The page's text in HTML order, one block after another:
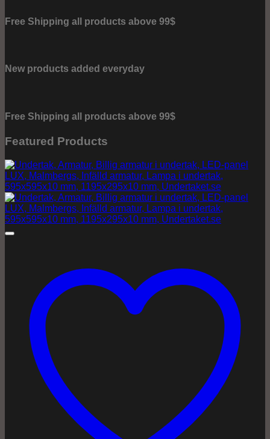
Free Shipping all products above 99$
New products added everyday
Free Shipping all products above 99$
Featured Products